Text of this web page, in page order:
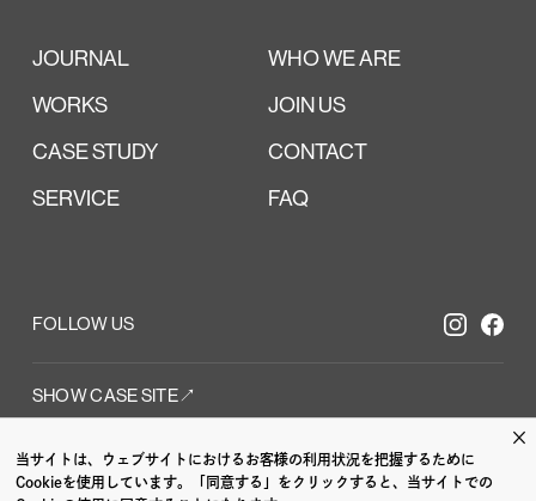
×
当サイトは、ウェブサイトにおけるお客様の利用状況を把握するために
Cookieを使用しています。「同意する」をクリックすると、当サイトでの
JOURNAL
WHO WE ARE
WORKS
JOIN US
CASE STUDY
CONTACT
SERVICE
FAQ
FOLLOW US
SHOW CASE SITE↗︎